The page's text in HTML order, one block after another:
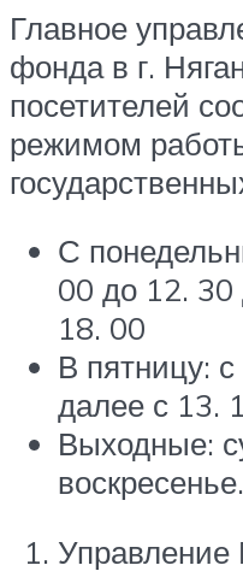
Главное
фонда в г.
посетителей
режимом
С
00 до 12. 30
18. 00
В пятницу:
далее с 13.
Выходные:
воскресенье.
Управление